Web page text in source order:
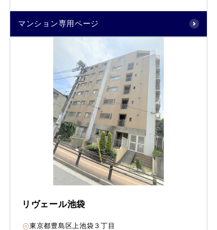
マンション専用ページ
リヴェール池袋
東京都豊島区上池袋３丁目